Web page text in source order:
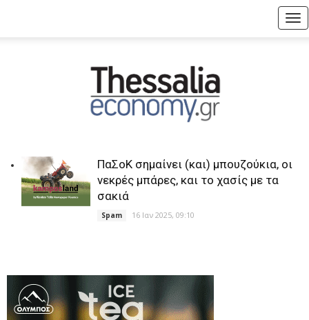
ΠαΣοΚ σημαίνει (και) μπουζούκια, οι
νεκρές μπάρες, και το χασίς με τα
σακιά
Spam 16 Ιαν 2025, 09:10